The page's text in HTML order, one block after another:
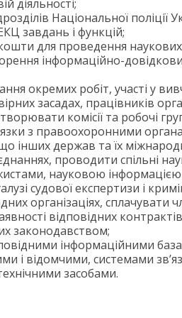
діяльності;
Національної
завдань і функцій;
для проведення
інформаційно-
окремих робіт, участі у
засадах, працівників
комісії та робочі
з правоохоронними
інших держав та їх
проводити спільні
науковою
судової експертизи і
організаціях, сплачувати
відповідних
законодавством;
інформаційними
і відомчими, системами
засобами.